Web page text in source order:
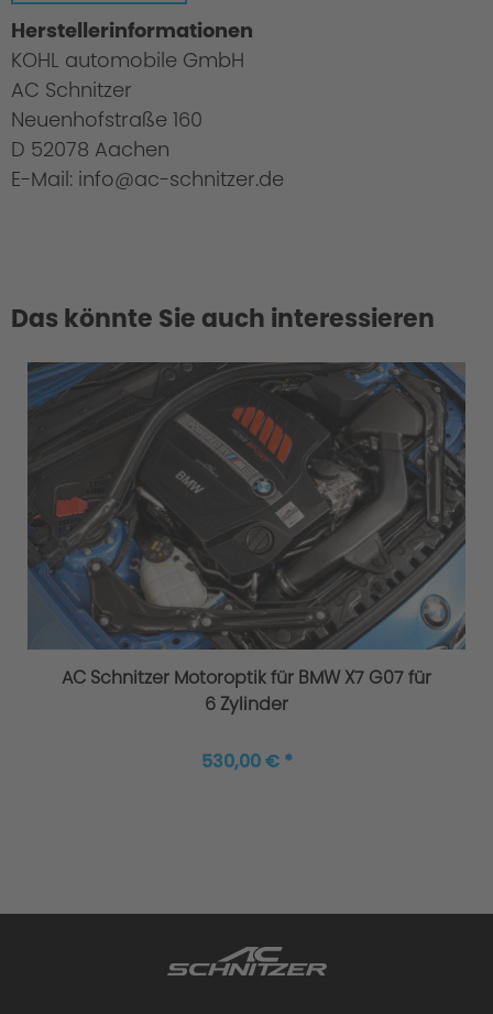
Prüfverfahren / Sicherheit
Herstellerinformationen
KOHL automobile GmbH
AC Schnitzer
Neuenhofstraße 160
D 52078 Aachen
E-Mail: info@ac-schnitzer.de
Das könnte Sie auch interessieren
AC Schnitzer Motoroptik für BMW X7 G07 für
6 Zylinder
530,00 € *